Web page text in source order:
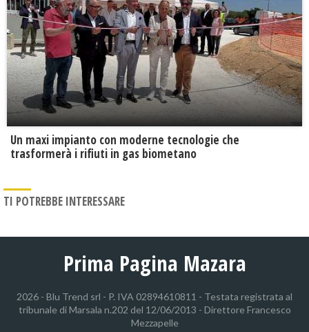
Un maxi impianto con moderne tecnologie che
trasformerà i rifiuti in gas biometano
TI POTREBBE INTERESSARE
Prima Pagina Mazara
2026 - Blu Trend srl - P. IVA 02894610811 - Testata registrata al
tribunale di Marsala n.202 del 12/06/2013 - Direttore Francesco
Mezzapelle